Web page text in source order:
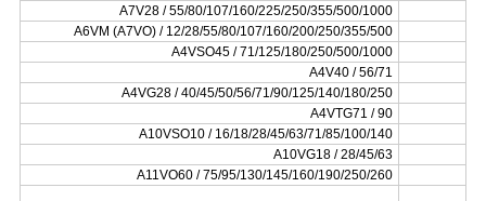
A7V28 / 55/80/107/160/225/250/355/500/1000
A6VM (A7VO) / 12/28/55/80/107/160/200/250/355/500
A4VSO45 / 71/125/180/250/500/1000
A4V40 / 56/71
A4VG28 / 40/45/50/56/71/90/125/140/180/250
A4VTG71 / 90
A10VSO10 / 16/18/28/45/63/71/85/100/140
A10VG18 / 28/45/63
A11VO60 / 75/95/130/145/160/190/250/260